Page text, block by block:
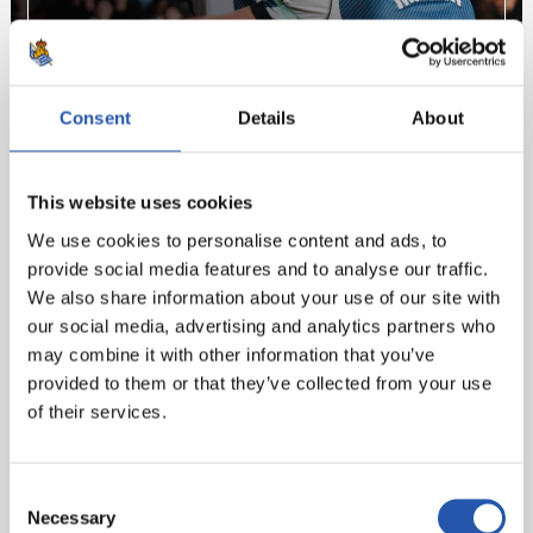
Consent Details About
This website uses cookies
We use cookies to personalise content and ads, to
provide social media features and to analyse our traffic.
We also share information about your use of our site with
our social media, advertising and analytics partners who
may combine it with other information that you’ve
provided to them or that they’ve collected from your use
of their services.
Selection
Necessary